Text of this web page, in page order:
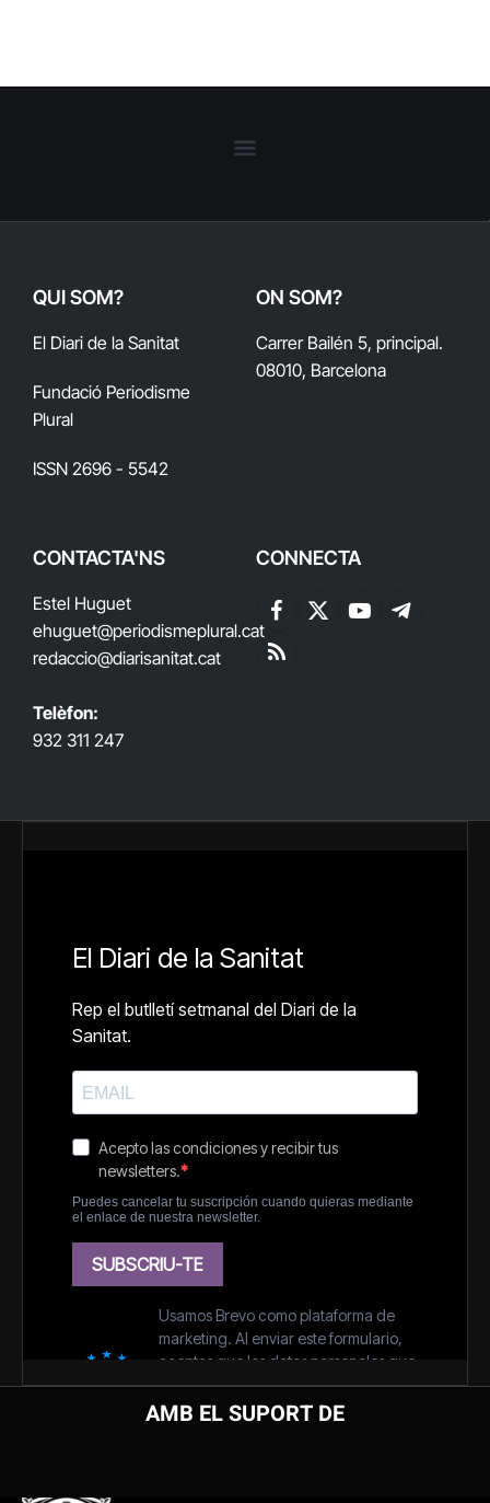
QUI SOM?
El Diari de la Sanitat
Fundació Periodisme
Plural
ISSN 2696 - 5542
ON SOM?
Carrer Bailén 5, principal.
08010, Barcelona
CONTACTA'NS
Estel Huguet
ehuguet@periodismeplural.cat
redaccio@diarisanitat.cat
Telèfon:
932 311 247
CONNECTA
Facebook
X
YouTubeTelegram
RSS
AMB EL SUPORT DE